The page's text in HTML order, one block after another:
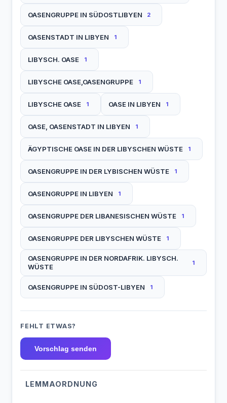
OASENGRUPPE IN SÜDOSTLIBYEN 2
OASENSTADT IN LIBYEN 1
LIBYSCH. OASE 1
LIBYSCHE OASE,OASENGRUPPE 1
LIBYSCHE OASE 1 OASE IN LIBYEN 1
OASE, OASENSTADT IN LIBYEN 1
ÄGYPTISCHE OASE IN DER LIBYSCHEN WÜSTE 1
OASENGRUPPE IN DER LYBISCHEN WÜSTE 1
OASENGRUPPE IN LIBYEN 1
OASENGRUPPE DER LIBANESISCHEN WÜSTE 1
OASENGRUPPE DER LIBYSCHEN WÜSTE 1
OASENGRUPPE IN DER NORDAFRIK. LIBYSCH.
WÜSTE
1
OASENGRUPPE IN SÜDOST-LIBYEN 1
FEHLT ETWAS?
Vorschlag senden
LEMMAORDNUNG